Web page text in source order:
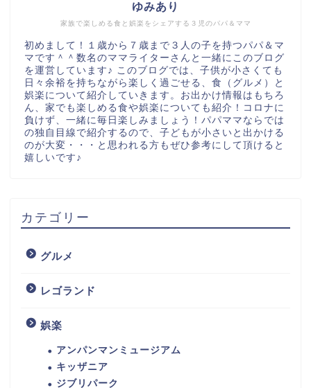
家族で楽しめる食と娯楽をシェアする３児のパパ＆ママ
ゆみあり
初めまして！１歳から７歳まで３人の子を持つパパ＆マ
マです＾＾数名のママライターさんと一緒にこのブログ
を運営しています♪ このブログでは、子供が小さくても
日々余裕を持ちながら楽しく過ごせる、食（グルメ）と
娯楽について紹介していきます。お出かけ情報はもちろ
ん、家でも楽しめる食や娯楽についても紹介！コロナに
負けず、一緒に毎日楽しみましょう！パパママならでは
の独自目線で紹介するので、子どもが小さいと出かける
のが大変・・・と思われる方もぜひ参考にして頂けると
嬉しいです♪
カテゴリー
グルメ
レゴランド
娯楽
アンパンマンミュージアム
キッザニア
ジブリパーク